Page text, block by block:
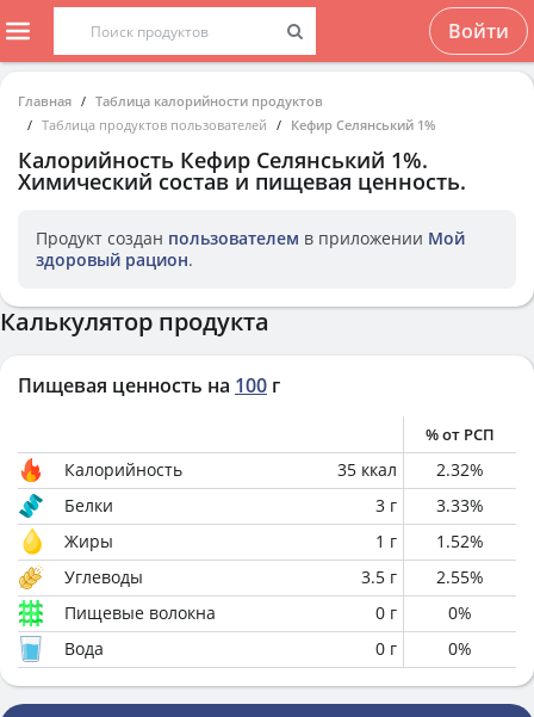
Войти
Главная
Таблица калорийности продуктов
Таблица продуктов пользователей
Кефир Селянський 1%
Калорийность Кефир Селянський 1%.
Химический состав и пищевая ценность.
Продукт создан пользователем в приложении Мой
здоровый рацион.
Калькулятор продукта
Пищевая ценность на 100 г
% от РСП
Калорийность 35 ккал 2.32%
Белки
3 г 3.33%
Жиры
1 г 1.52%
Углеводы
3.5 г 2.55%
Пищевые волокна
0 г 0%
Вода
0 г 0%